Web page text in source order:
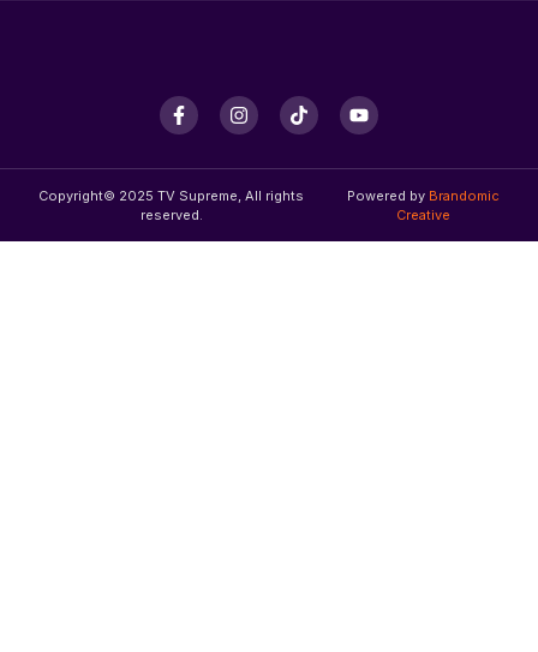
Copyright© 2025 TV Supreme, All rights
reserved.
Powered by Brandomic
Creative